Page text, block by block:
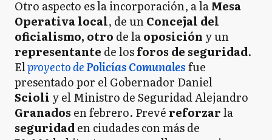
Otro aspecto es la incorporación, a laMesa
Operativa local, de unConcejal del
oficialismo, otro de laoposición y un
representante de losforos de seguridad.
Elproyecto dePolicías Comunalesfue
presentado por el Gobernador Daniel
Scioli y el Ministro de Seguridad Alejandro
Granados en febrero. Prevé reforzarla
seguridaden ciudades con más de